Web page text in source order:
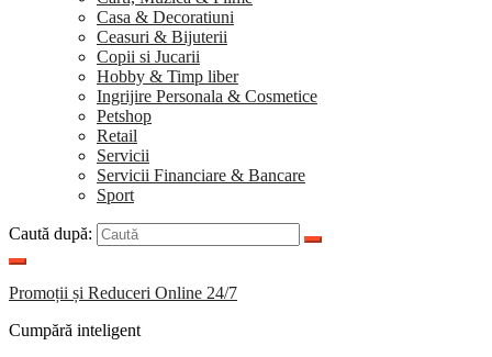
Casa & Decoratiuni
Ceasuri & Bijuterii
Copii si Jucarii
Hobby & Timp liber
Ingrijire Personala & Cosmetice
Petshop
Retail
Servicii
Servicii Financiare & Bancare
Sport
Caută după:
Promoții și Reduceri Online 24/7
Cumpără inteligent